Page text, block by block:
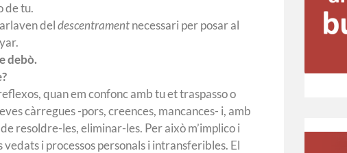
de tu.
del descentrament necessari per posar al
debò.
quan em confonc amb tu et traspasso o
càrregues -pors, creences, mancances- i, amb
resoldre-les, eliminar-les. Per això m’implico i
i processos personals i intransferibles. El